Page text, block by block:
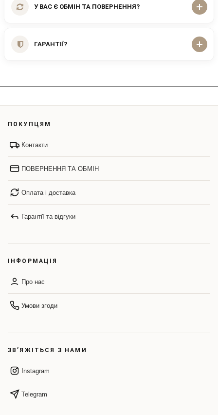
У ВАС Є ОБМІН ТА ПОВЕРНЕННЯ?
ГАРАНТІЇ?
ПОКУПЦЯМ
Контакти
ПОВЕРНЕННЯ ТА ОБМІН
Оплата і доставка
Гарантії та відгуки
ІНФОРМАЦІЯ
Про нас
Умови згоди
ЗВ’ЯЖІТЬСЯ З НАМИ
Instagram
Telegram